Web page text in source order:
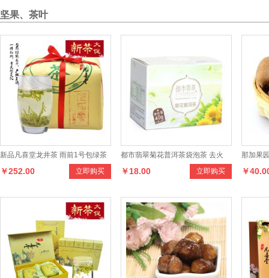
坚果、茶叶
新品凡喜堂龙井茶 雨前1号包绿茶
250克传统纸包茶叶 立即购买
￥252.00
都市翡翠菊花普洱茶袋泡茶 去火
刮油 清脂 2g*20 立即购买
￥18.00
那加果
核桃 长
￥